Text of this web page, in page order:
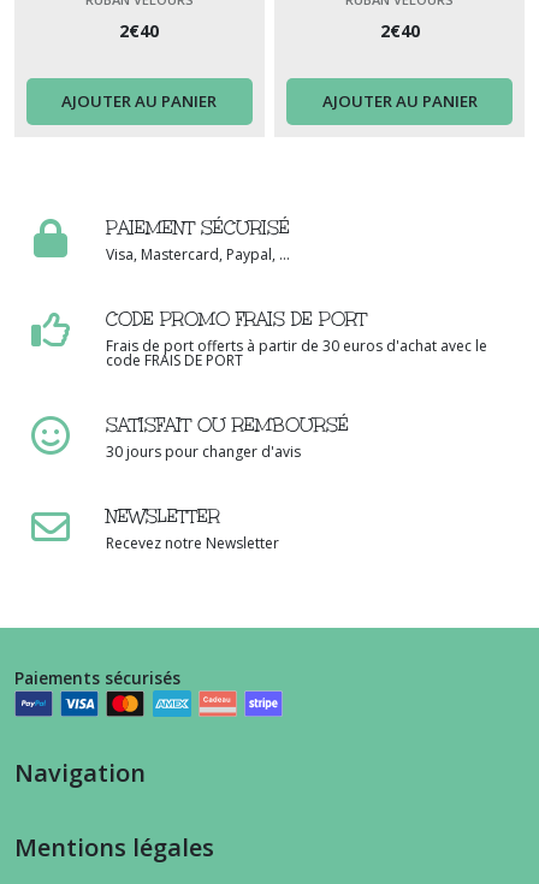
2€40
AJOUTER AU PANIER
2€40
AJOUTER AU PANIER
PAIEMENT SÉCURISÉ
Visa, Mastercard, Paypal, ...
CODE PROMO FRAIS DE PORT
Frais de port offerts à partir de 30 euros d'achat avec le
code FRAIS DE PORT
SATISFAIT OU REMBOURSÉ
30 jours pour changer d'avis
NEWSLETTER
Recevez notre Newsletter
Paiements sécurisés
Navigation
Mentions légales